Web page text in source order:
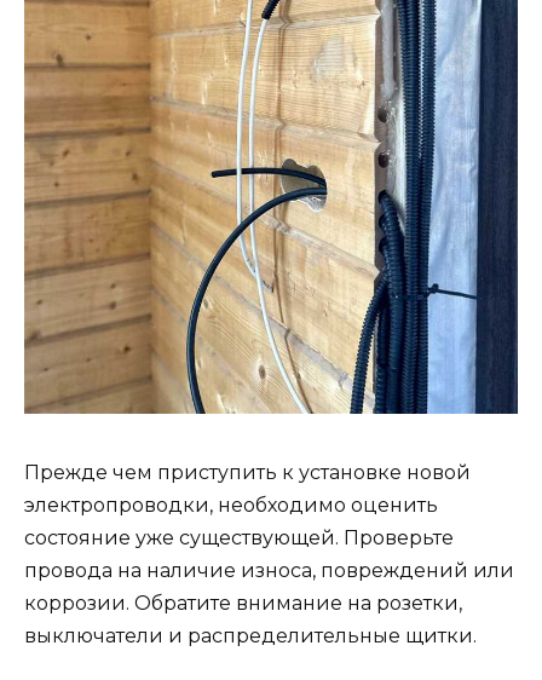
Прежде чем приступить к установке новой
электропроводки, необходимо оценить
состояние уже существующей. Проверьте
провода на наличие износа, повреждений или
коррозии. Обратите внимание на розетки,
выключатели и распределительные щитки.